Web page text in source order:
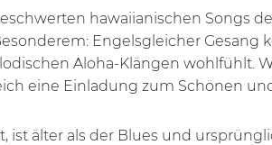
hawaiianischen Songs
Engelsgleicher
Aloha-Klängen wohlfühlt.
eine Einladung zum Schönen
ist älter als der Blues und